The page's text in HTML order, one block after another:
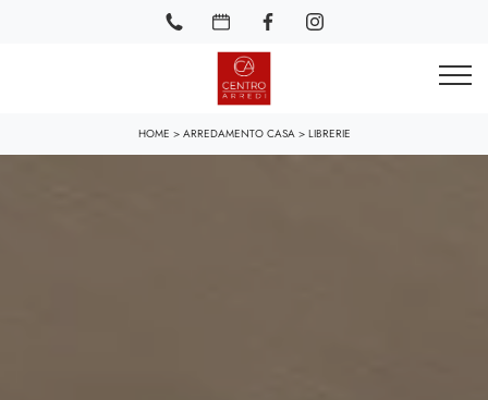
HOME > ARREDAMENTO CASA > LIBRERIE